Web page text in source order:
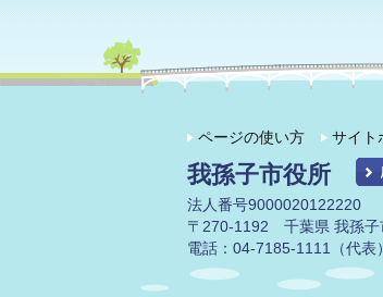
ページの使い方 サイト
我孫子市役所
法人番号9000020122220
〒270-1192 千葉県 我孫子
電話：04-7185-1111（代表